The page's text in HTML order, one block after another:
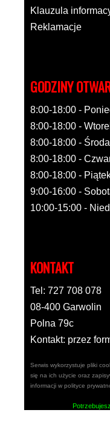
Klauzula
Reklamacje
GODZINY
8:00-18:00 -
8:00-18:00 -
8:00-18:00 - Środa
8:00-18:00 -
8:00-18:00 -
9:00-16:00 -
10:00-15:00 -
KONTAKT
Tel: 727 708 078
08-400 Garwolin
Polna 79c
Kontakt: przez
Serwis wykorzystuje pliki
się na ich użycie oraz
informacji w polityce